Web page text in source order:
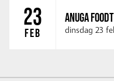
23
FEB
ANUGA
dinsdag 23